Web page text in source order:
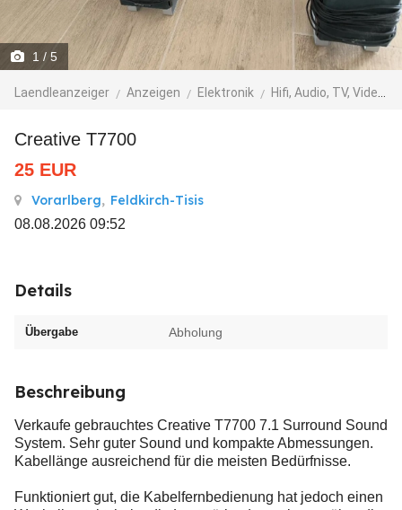
1 / 5
Laendleanzeiger Anzeigen Elektronik Hifi, Audio, TV, Video, Foto
Creative T7700
25 EUR
Vorarlberg, Feldkirch-Tisis
08.08.2026 09:52
Details
Übergabe Abholung
Beschreibung
Verkaufe gebrauchtes Creative T7700 7.1 Surround Sound
System. Sehr guter Sound und kompakte Abmessungen.
Kabellänge ausreichend für die meisten Bedürfnisse.
Funktioniert gut, die Kabelfernbedienung hat jedoch einen